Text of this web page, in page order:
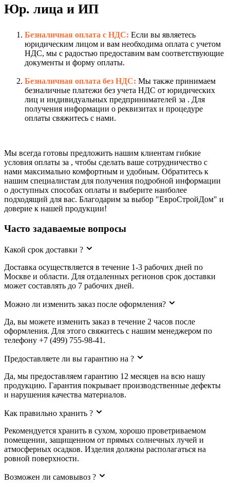
Юр. лица и ИП
Безналичная оплата с НДС: Если вы являетесь
юридическим лицом и вам необходима оплата с учетом
НДС, мы с радостью предоставим вам соответствующие
документы и форму оплаты.
Безналичная оплата без НДС: Мы также принимаем
безналичные платежи без учета НДС от юридических
лиц и индивидуальных предпринимателей за . Для
получения информации о реквизитах и процедуре
оплаты свяжитесь с нами.
Мы всегда готовы предложить нашим клиентам гибкие
условия оплаты за , чтобы сделать ваше сотрудничество с
нами максимально комфортным и удобным. Обратитесь к
нашим специалистам для получения подробной информации
о доступных способах оплаты и выберите наиболее
подходящий для вас. Благодарим за выбор "ЕвроСтройДом" и
доверие к нашей продукции!
Часто задаваемые вопросы
Какой срок доставки ?
Доставка осуществляется в течение 1-3 рабочих дней по
Москве и области. Для отдаленных регионов срок доставки
может составлять до 7 рабочих дней.
Можно ли изменить заказ после оформления?
Да, вы можете изменить заказ в течение 2 часов после
оформления. Для этого свяжитесь с нашим менеджером по
телефону +7 (499) 755-98-41.
Предоставляете ли вы гарантию на ?
Да, мы предоставляем гарантию 12 месяцев на всю нашу
продукцию. Гарантия покрывает производственные дефекты
и нарушения качества материалов.
Как правильно хранить ?
Рекомендуется хранить в сухом, хорошо проветриваемом
помещении, защищенном от прямых солнечных лучей и
атмосферных осадков. Изделия должны располагаться на
ровной поверхности.
Возможен ли самовывоз ?